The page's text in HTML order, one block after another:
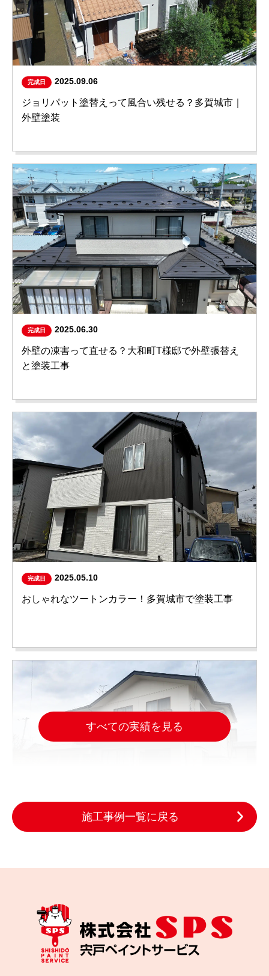
完成日 2025.09.06
ジョリパット塗替えって風合い残せる？多賀城市｜
外壁塗装
完成日 2025.06.30
外壁の凍害って直せる？大和町T様邸で外壁張替え
と塗装工事
完成日 2025.05.10
おしゃれなツートンカラー！多賀城市で塗装工事
すべての実績を見る
施工事例一覧に戻る